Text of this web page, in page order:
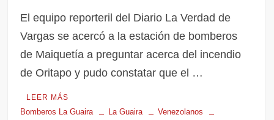
El equipo reporteril del Diario La Verdad de
Vargas se acercó a la estación de bomberos
de Maiquetía a preguntar acerca del incendio
de Oritapo y pudo constatar que el …
LEER MÁS
Bomberos La Guaira La Guaira
Venezolanos